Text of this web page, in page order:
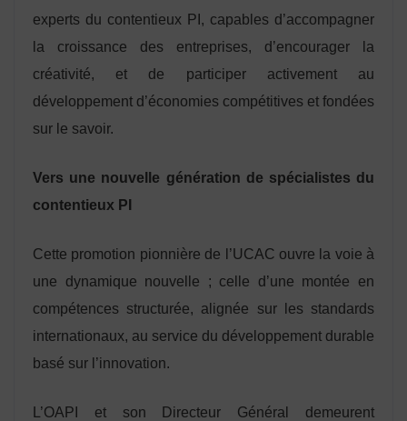
experts du contentieux PI, capables d’accompagner
la croissance des entreprises, d’encourager la
créativité, et de participer activement au
développement d’économies compétitives et fondées
sur le savoir.
Vers une nouvelle génération de spécialistes du
contentieux PI
Cette promotion pionnière de l’UCAC ouvre la voie à
une dynamique nouvelle ; celle d’une montée en
compétences structurée, alignée sur les standards
internationaux, au service du développement durable
basé sur l’innovation.
L’OAPI et son Directeur Général demeurent